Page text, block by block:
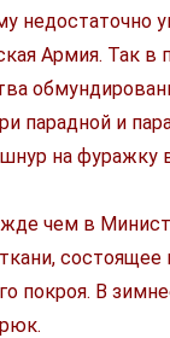
Армия. Так в
парадной и
на фуражку
чем в
В